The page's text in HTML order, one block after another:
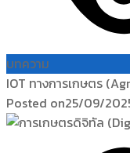
บทความ
IOT ทางการเกษตร
Posted on25/09/